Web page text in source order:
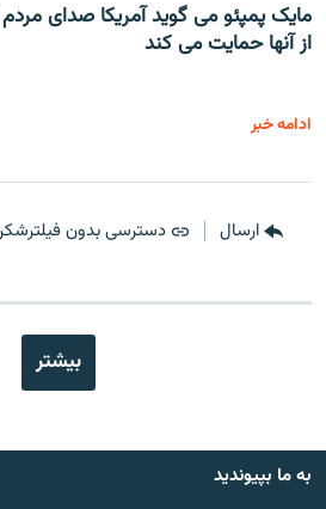
مایک پمپئو می گوید آمریکا صدای
از آنها حمایت می کند
ادامه خبر
ارسال دسترسی بدون
بیشتر
به ما بپیوندید